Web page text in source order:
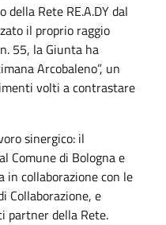
della Rete RE.A.DY dal
il proprio raggio
55, la Giunta ha
Arcobaleno”, un
volti a contrastare
sinergico: il
Comune di Bologna e
in collaborazione con le
Collaborazione, e
partner della Rete.